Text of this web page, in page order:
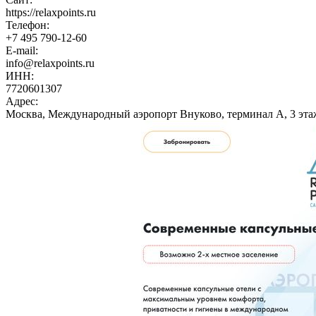
https://relaxpoints.ru
Телефон:
+7 495 790-12-60
E-mail:
info@relaxpoints.ru
ИНН:
7720601307
Адрес:
Москва, Международный аэропорт Внуково, терминал А, 3